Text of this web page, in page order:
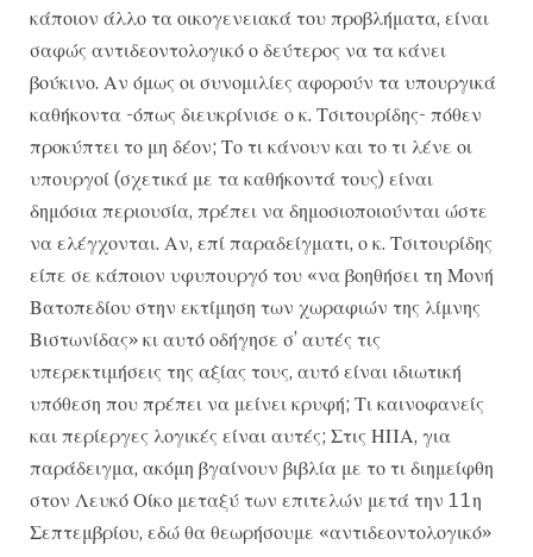
κάποιον άλλο τα οικογενειακά του προβλήματα, είναι
σαφώς αντιδεοντολογικό ο δεύτερος να τα κάνει
βούκινο. Αν όμως οι συνομιλίες αφορούν τα υπουργικά
καθήκοντα -όπως διευκρίνισε ο κ. Τσιτουρίδης- πόθεν
προκύπτει το μη δέον; Το τι κάνουν και το τι λένε οι
υπουργοί (σχετικά με τα καθήκοντά τους) είναι
δημόσια περιουσία, πρέπει να δημοσιοποιούνται ώστε
να ελέγχονται. Αν, επί παραδείγματι, ο κ. Τσιτουρίδης
είπε σε κάποιον υφυπουργό του «να βοηθήσει τη Μονή
Βατοπεδίου στην εκτίμηση των χωραφιών της λίμνης
Βιστωνίδας» κι αυτό οδήγησε σ’ αυτές τις
υπερεκτιμήσεις της αξίας τους, αυτό είναι ιδιωτική
υπόθεση που πρέπει να μείνει κρυφή; Τι καινοφανείς
και περίεργες λογικές είναι αυτές; Στις ΗΠΑ, για
παράδειγμα, ακόμη βγαίνουν βιβλία με το τι διημείφθη
στον Λευκό Οίκο μεταξύ των επιτελών μετά την 11η
Σεπτεμβρίου, εδώ θα θεωρήσουμε «αντιδεοντολογικό»